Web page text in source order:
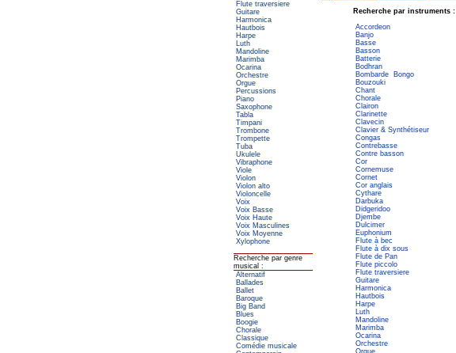
Flute traversiere
Guitare
Harmonica
Hautbois
Harpe
Luth
Mandoline
Marimba
Ocarina
Orchestre
Orgue
Percussions
Piano
Saxophone
Tabla
Timpani
Trombone
Trompette
Tuba
Ukulele
Vibraphone
Viole
Violon
Violon alto
Violoncelle
Voix
Voix Basse
Voix Haute
Voix Masculines
Voix Moyenne
Xylophone
Recherche par genre
musical :
Alternatif
Ballades
Ballet
Baroque
Big Band
Blues
Boogie
Chorale
Classique
Comédie musicale
Recherche par instruments :
Accordeon
Banjo
Basse
Basson
Batterie
Bodhran
Bombarde
Bongo
Bouzouki
Chant
Chorale
Clairon
Clarinette
Clavecin
Clavier & Synthétiseur
Congas
Contrebasse
Contre basson
Cor
Cornemuse
Cornet
Cor anglais
Cythare
Darbuka
Didgeridoo
Djembe
Dulcimer
Euphonium
Flute à bec
Flute à dix sous
Flute de Pan
Flute piccolo
Flute traversiere
Guitare
Harmonica
Hautbois
Harpe
Luth
Mandoline
Marimba
Ocarina
Orchestre
Orgue